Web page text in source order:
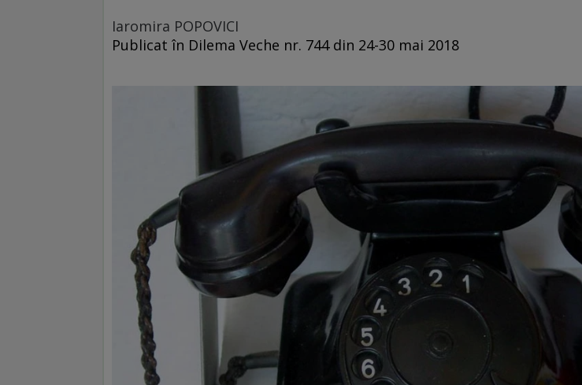
Iaromira POPOVICI
Publicat în Dilema Veche nr. 744 din 24-30 mai 2018